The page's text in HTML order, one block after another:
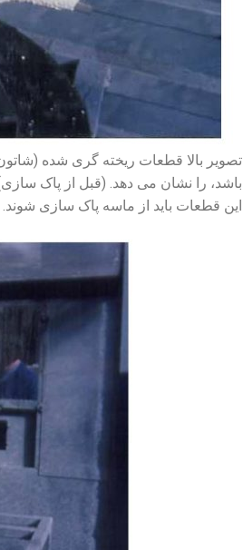
تصویر بالا قطعات ریخته گری شده
باشد، را نشان می دهد. (قبل از پاک
این قطعات باید از ماسه پاک سازی